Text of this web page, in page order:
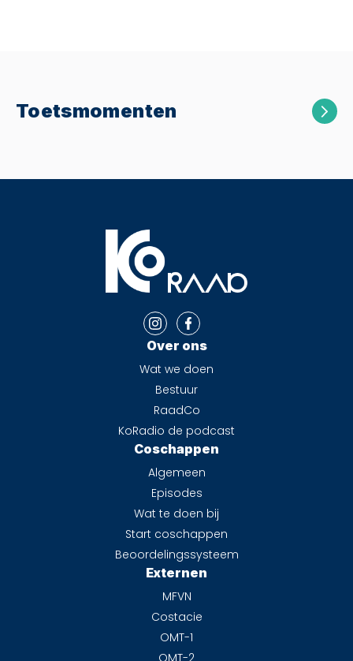
Toetsmomenten
Tijdens het CKOvoor maak je een klinisch
vaardigheden getoetst worden aan de hand
van circa 40 vragen over het betreffende
coschap. De score en de vergelijking met peers
moet leiden tot een reflectie op het klinisch
redeneren en inzicht op waar je kennishiaten
zitten. Afhankelijk van je score wordt gevraagd
om een beknopte (indien score voldoende) of
uitgebreide (indien score onvoldoende) reflectie
te schrijven. Ongeveer twee weken na de toets
ontvang je een e-mail met daarin de uitslag en
wat van je verwacht wordt t.a.v. het schrijven
In episode zes gaat deze toets over
dermatologie en KNO. Je dient deze toets met
een voldoende te behalen. Wanneer dit de
eerste keer niet lukt is er de mogelijkheid om deze
De toets regeling van de toets klinisch redeneren
Over ons
Wat we doen
Bestuur
RaadCo
KoRadio de podcast
Coschappen
Algemeen
Episodes
Wat te doen bij
Start coschappen
Beoordelingssysteem
Externen
MFVN
Costacie
OMT-1
OMT-2